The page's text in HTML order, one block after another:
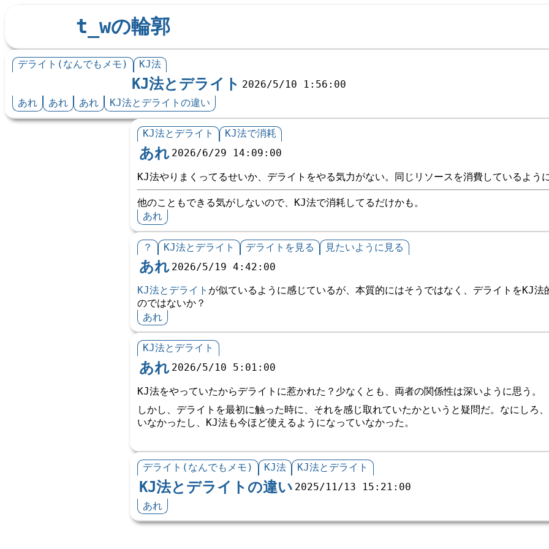
t_wの輪郭
デライト(なんでもメモ) KJ法
KJ法とデライト 2026/5/10 1:56:00
あれ
あれ あれ KJ法とデライトの違い
KJ法とデライト KJ法で消耗
あれ 2026/6/29 14:09:00
KJ法やりまくってるせいか、デライトをやる気力がない。同じリソースを消費しているよう
他のこともできる気がしないので、KJ法で消耗してるだけかも。
あれ
？ KJ法とデライト デライトを見る 見たいように見る
あれ 2026/5/19 4:42:00
KJ法とデライト が似ているように感じているが、本質的にはそうではなく、デライトをKJ
のではないか？
あれ
KJ法とデライト
あれ 2026/5/10 5:01:00
KJ法をやっていたからデライトに惹かれた？少なくとも、両者の関係性は深いように思う。
しかし、デライトを最初に触った時に、それを感じ取れていたかというと疑問だ。なにしろ
いなかったし、KJ法も今ほど使えるようになっていなかった。
デライト(なんでもメモ) KJ法 KJ法とデライト
KJ法とデライトの違い 2025/11/13 15:21:00
あれ